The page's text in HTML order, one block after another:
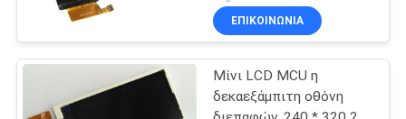
ΕΙΔΗΣΕΟΓΡΑΦΙΚΏΝ
ΠΡΑΚΤΟΡΕΊΩΝ 240
ΕΠΙΚΟΙΝΩΝΊΑ
Μίνι LCD MCU η
δεκαεξάμπιτη οθόνη